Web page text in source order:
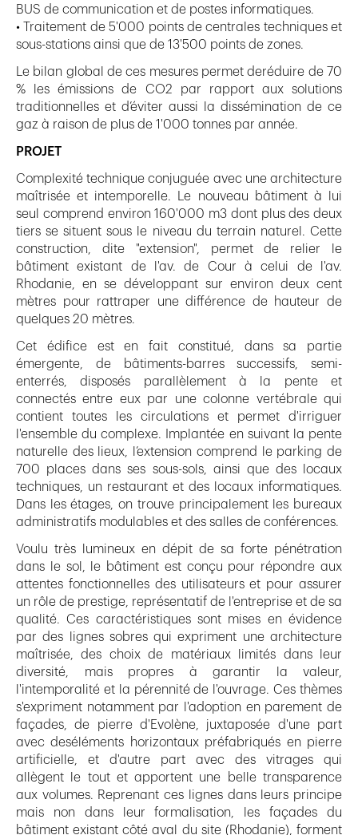
BUS de communication et de postes informatiques.
• Traitement de 5'000 points de centrales techniques et
sous-stations ainsi que de 13'500 points de zones.
Le bilan global de ces mesures permet deréduire de 70
% les émissions de CO2 par rapport aux solutions
traditionnelles et d’éviter aussi la dissémination de ce
gaz à raison de plus de 1'000 tonnes par année.
PROJET
Complexité technique conjuguée avec une architecture
maîtrisée et intemporelle. Le nouveau bâtiment à lui
seul comprend environ 160'000 m3 dont plus des deux
tiers se situent sous le niveau du terrain naturel. Cette
construction, dite "extension", permet de relier le
bâtiment existant de l'av. de Cour à celui de l'av.
Rhodanie, en se développant sur environ deux cent
mètres pour rattraper une différence de hauteur de
quelques 20 mètres.
Cet édifice est en fait constitué, dans sa partie
émergente, de bâtiments-barres successifs, semi-
enterrés, disposés parallèlement à la pente et
connectés entre eux par une colonne vertébrale qui
contient toutes les circulations et permet d'irriguer
l'ensemble du complexe. Implantée en suivant la pente
naturelle des lieux, l’extension comprend le parking de
700 places dans ses sous-sols, ainsi que des locaux
techniques, un restaurant et des locaux informatiques.
Dans les étages, on trouve principalement les bureaux
administratifs modulables et des salles de conférences.
Voulu très lumineux en dépit de sa forte pénétration
dans le sol, le bâtiment est conçu pour répondre aux
attentes fonctionnelles des utilisateurs et pour assurer
un rôle de prestige, représentatif de l'entreprise et de sa
qualité. Ces caractéristiques sont mises en évidence
par des lignes sobres qui expriment une architecture
maîtrisée, des choix de matériaux limités dans leur
diversité, mais propres à garantir la valeur,
l'intemporalité et la pérennité de l'ouvrage. Ces thèmes
s'expriment notamment par l'adoption en parement de
façades, de pierre d'Evolène, juxtaposée d'une part
avec deséléments horizontaux préfabriqués en pierre
artificielle, et d'autre part avec des vitrages qui
allègent le tout et apportent une belle transparence
aux volumes. Reprenant ces lignes dans leurs principe
mais non dans leur formalisation, les façades du
bâtiment existant côté aval du site (Rhodanie), forment